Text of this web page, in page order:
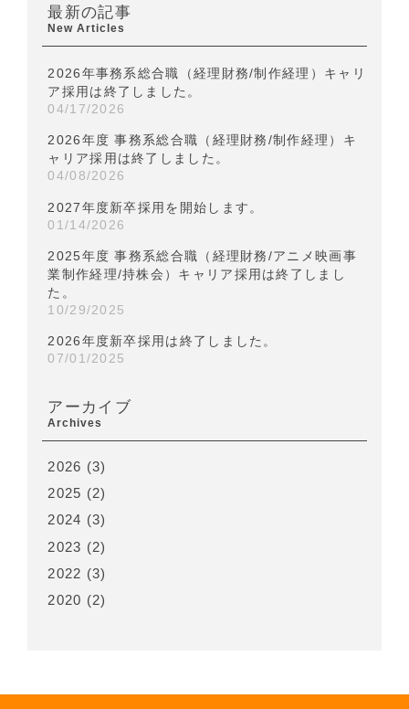
最新の記事
New Articles
2026年事務系総合職（経理財務/制作経理）キャリ
ア採用は終了しました。
04/17/2026
2026年度 事務系総合職（経理財務/制作経理）キ
ャリア採用は終了しました。
04/08/2026
2027年度新卒採用を開始します。
01/14/2026
2025年度 事務系総合職（経理財務/アニメ映画事
業制作経理/持株会）キャリア採用は終了しまし
た。
10/29/2025
2026年度新卒採用は終了しました。
07/01/2025
アーカイブ
Archives
2026 (3)
2025 (2)
2024 (3)
2023 (2)
2022 (3)
2020 (2)